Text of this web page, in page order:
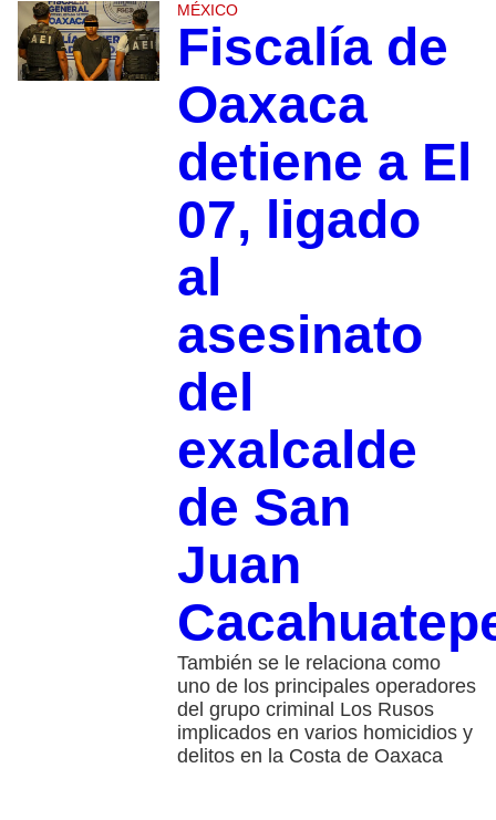
MÉXICO
Fiscalía de
Oaxaca
detiene a El
07, ligado
al
asesinato
del
exalcalde
de San
Juan
También se le relaciona como
uno de los principales operadores
del grupo criminal Los Rusos
implicados en varios homicidios y
delitos en la Costa de Oaxaca